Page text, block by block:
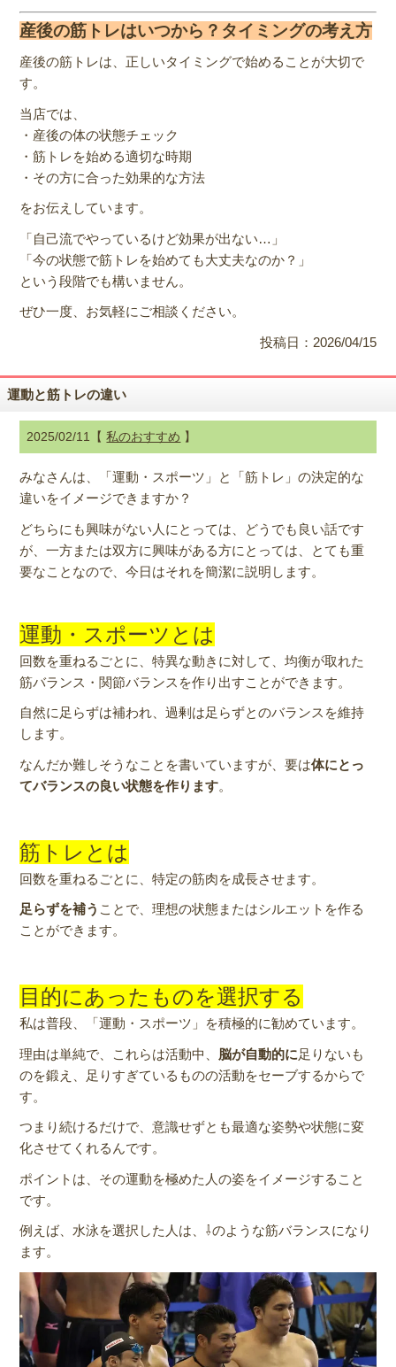
産後の筋トレはいつから？タイミングの考え方
産後の筋トレは、正しいタイミングで始めることが大切で
す。
当店では、
・産後の体の状態チェック
・筋トレを始める適切な時期
・その方に合った効果的な方法
をお伝えしています。
「自己流でやっているけど効果が出ない…」
「今の状態で筋トレを始めても大丈夫なのか？」
という段階でも構いません。
ぜひ一度、お気軽にご相談ください。
投稿日：2026/04/15
運動と筋トレの違い
2025/02/11【私のおすすめ 】
みなさんは、「運動・スポーツ」と「筋トレ」の決定的な
違いをイメージできますか？
どちらにも興味がない人にとっては、どうでも良い話です
が、一方または双方に興味がある方にとっては、とても重
要なことなので、今日はそれを簡潔に説明します。
運動・スポーツとは
回数を重ねるごとに、特異な動きに対して、均衡が取れた
筋バランス・関節バランスを作り出すことができます。
自然に足らずは補われ、過剰は足らずとのバランスを維持
します。
なんだか難しそうなことを書いていますが、要は体にとっ
てバランスの良い状態を作ります。
筋トレとは
回数を重ねるごとに、特定の筋肉を成長させます。
足らずを補う ことで、理想の状態またはシルエットを作る
ことができます。
目的にあったものを選択する
私は普段、「運動・スポーツ」を積極的に勧めています。
理由は単純で、これらは活動中、 脳が自動的に足りないも
のを鍛え、足りすぎているものの活動をセーブするからで
す。
つまり続けるだけで、意識せずとも最適な姿勢や状態に変
化させてくれるんです。
ポイントは、その運動を極めた人の姿をイメージすること
です。
例えば、水泳を選択した人は、⇩のような筋バランスになり
ます。